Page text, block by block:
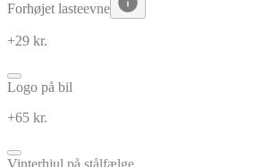
Forhøjet lasteevne
+29 kr.
Logo på bil
+65 kr.